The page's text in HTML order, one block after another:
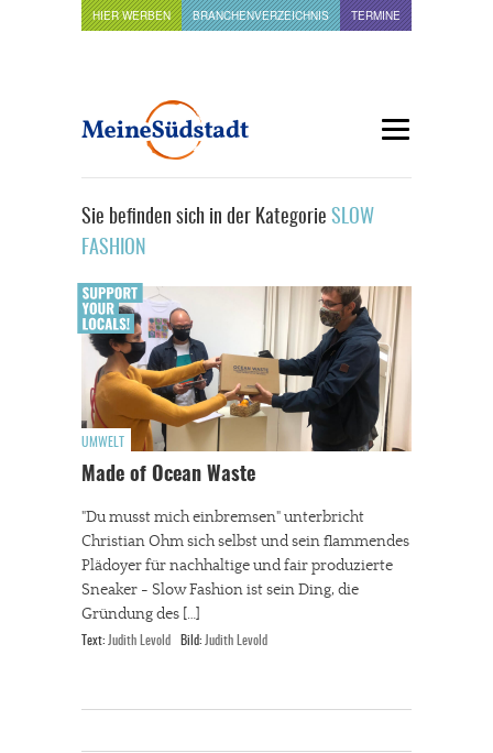
HIER WERBEN BRANCHENVERZEICHNIS TERMINE
Sie befinden sich in der Kategorie SLOW
FASHION
UMWELT
Made of Ocean Waste
"Du musst mich einbremsen" unterbricht
Christian Ohm sich selbst und sein flammendes
Plädoyer für nachhaltige und fair produzierte
Sneaker - Slow Fashion ist sein Ding, die
Gründung des […]
Text: Judith Levold Bild: Judith Levold